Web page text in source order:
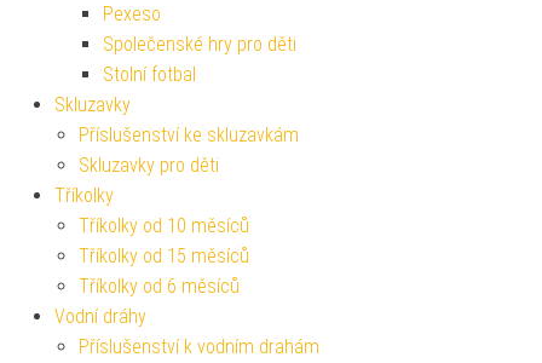
Pexeso
Společenské hry pro děti
Stolní fotbal
Skluzavky
Příslušenství ke skluzavkám
Skluzavky pro děti
Tříkolky
Tříkolky od 10 měsíců
Tříkolky od 15 měsíců
Tříkolky od 6 měsíců
Vodní dráhy
Příslušenství k vodním drahám